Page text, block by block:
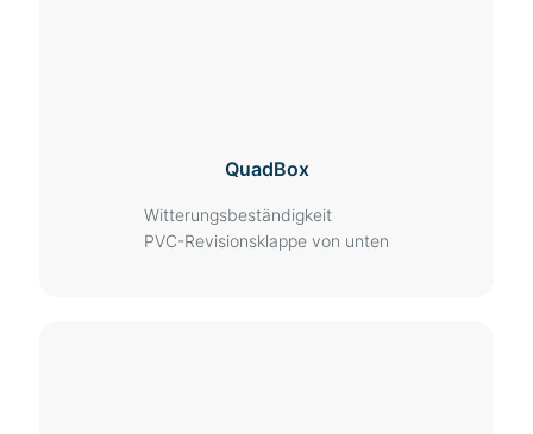
QuadBox
Witterungsbeständigkeit
PVC-Revisionsklappe von unten